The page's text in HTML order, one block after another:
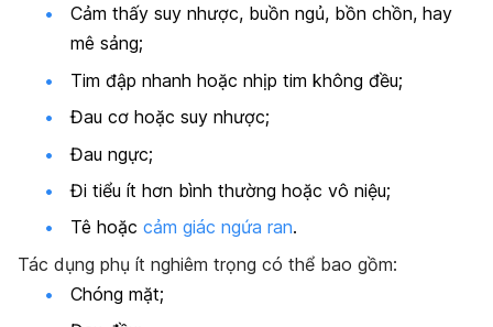
Cảm thấy suy nhược, buồn ngủ, bồn chồn, hay
mê sảng;
Tim đập nhanh hoặc nhịp tim không đều;
Đau cơ hoặc suy nhược;
Đau ngực;
Đi tiểu ít hơn bình thường hoặc vô niệu;
Tê hoặc cảm giác ngứa ran.
Tác dụng phụ ít nghiêm trọng có thể bao gồm:
Chóng mặt;